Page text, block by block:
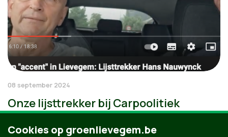
08 september 2024
Onze lijsttrekker bij Carpoolitiek
Cookies op groenlievegem.be